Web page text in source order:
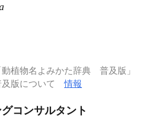
植物名よみかた辞典 普及版」
及版について情報
コンサルタント